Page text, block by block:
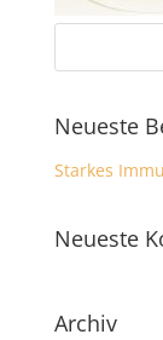
Neueste
Starkes
Neueste
Archiv